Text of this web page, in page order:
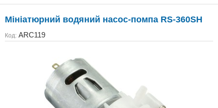
Мініатюрний водяний насос-помпа RS-360SH
Код: ARC119